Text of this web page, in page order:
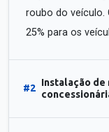
roubo do veículo.
25% para os
#2
Instalação